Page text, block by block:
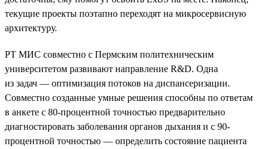
текущие проекты поэтапно переходят на микросервисную
архитектуру.
РТ МИС совместно с Пермским политехническим
университетом развивают направление R&D. Одна
из задач — оптимизация потоков на диспансеризации.
Совместно созданные умные решения способны по ответам
в анкете с 80-процентной точностью предварительно
диагностировать заболевания органов дыхания и с 90-
процентной точностью — определить состояние пациента